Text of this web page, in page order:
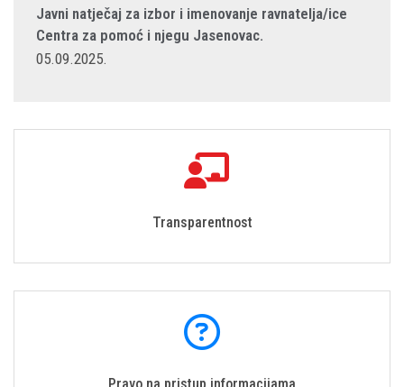
Javni natječaj za izbor i imenovanje ravnatelja/ice
Centra za pomoć i njegu Jasenovac.
05.09.2025.
Transparentnost